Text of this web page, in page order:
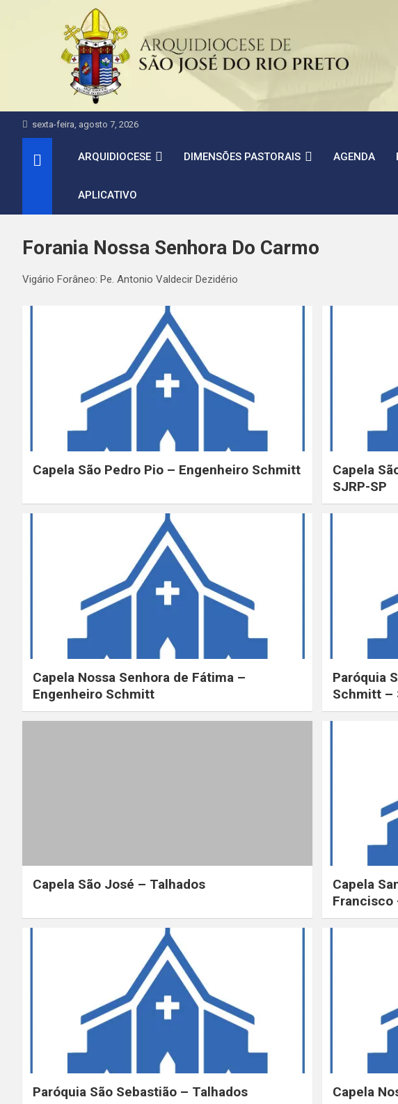
sexta-feira, agosto 7, 2026
ARQUIDIOCESE DIMENSÕES PASTORAIS AGENDA
APLICATIVO
Forania Nossa Senhora Do Carmo
Vigário Forâneo: Pe. Antonio Valdecir Dezidério
Capela São Pedro Pio – Engenheiro Schmitt
Capela
SJRP-SP
Capela Nossa Senhora de Fátima –
Engenheiro Schmitt
Paróquia
Schmitt –
Capela São José – Talhados
Capela
Francisco
Paróquia São Sebastião – Talhados Capela